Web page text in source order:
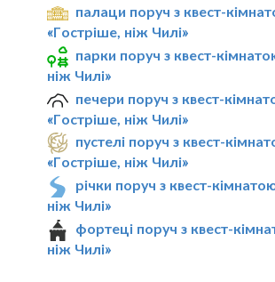
палаци поруч з квест-
«Гостріше, ніж Чилі»
парки поруч з квест-
ніж Чилі»
печери поруч з квест-
«Гостріше, ніж Чилі»
пустелі поруч з квест-
«Гостріше, ніж Чилі»
річки поруч з квест-
ніж Чилі»
фортеці поруч з квест-
ніж Чилі»